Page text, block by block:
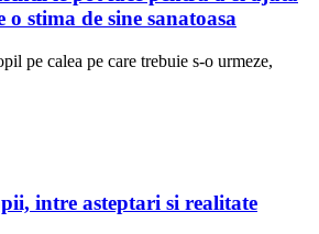
o stima de sine sanatoasa
pe calea pe care trebuie s-o urmeze,
intre asteptari si realitate